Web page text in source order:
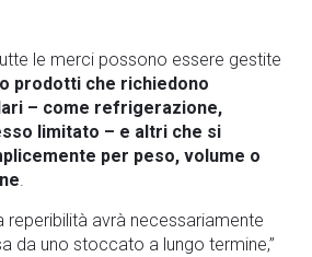
le merci possono essere gestite
prodotti che richiedono
– come refrigerazione,
limitato – e altri che si
per peso, volume o
.
reperibilità avrà necessariamente
da uno stoccato a lungo termine,”